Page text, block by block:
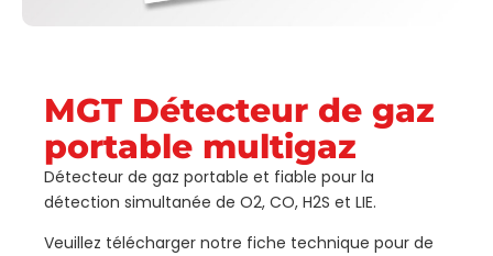
MGT Détecteur de gaz
portable multigaz
Détecteur de gaz portable et fiable pour la
détection simultanée de O2, CO, H2S et LIE.
Veuillez télécharger notre fiche technique pour de